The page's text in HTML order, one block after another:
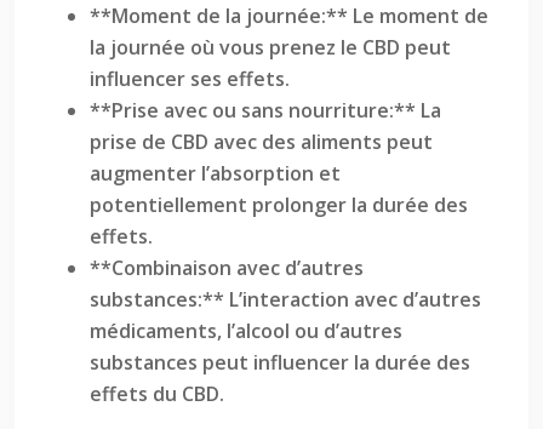
**Moment de la journée:** Le moment de
la journée où vous prenez le CBD peut
influencer ses effets.
**Prise avec ou sans nourriture:** La
prise de CBD avec des aliments peut
augmenter l’absorption et
potentiellement prolonger la durée des
effets.
**Combinaison avec d’autres
substances:** L’interaction avec d’autres
médicaments, l’alcool ou d’autres
substances peut influencer la durée des
effets du CBD.